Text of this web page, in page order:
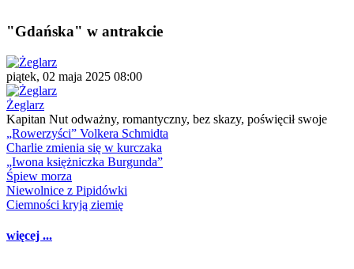
"Gdańska" w antrakcie
piątek, 02 maja 2025 08:00
Żeglarz
Kapitan Nut odważny, romantyczny, bez skazy, poświęcił swoje
„Rowerzyści” Volkera Schmidta
Charlie zmienia się w kurczaka
„Iwona księżniczka Burgunda”
Śpiew morza
Niewolnice z Pipidówki
Ciemności kryją ziemię
więcej ...